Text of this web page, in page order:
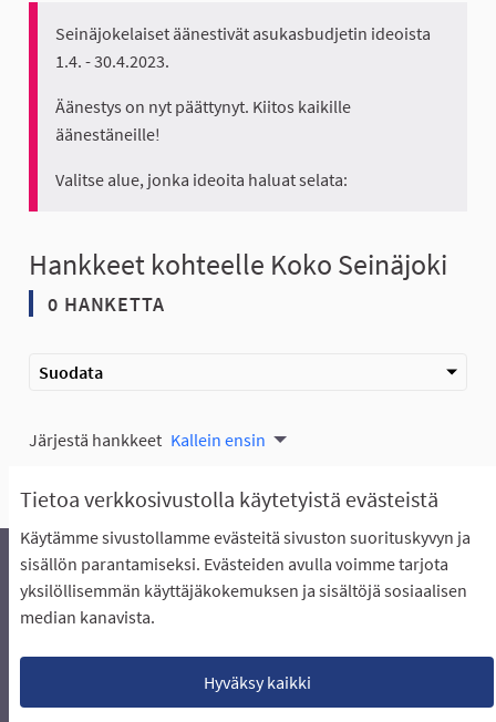
Tietoa verkkosivustolla käytetyistä evästeistä
Käytämme sivustollamme evästeitä sivuston suorituskyvyn ja
sisällön parantamiseksi. Evästeiden avulla voimme tarjota
yksilöllisemmän käyttäjäkokemuksen ja sisältöjä sosiaalisen
median kanavista.
Hyväksy kaikki
Seinäjokelaiset äänestivät asukasbudjetin ideoista
1.4. - 30.4.2023.
Äänestys on nyt päättynyt. Kiitos kaikille
äänestäneille!
Valitse alue, jonka ideoita haluat selata:
Hankkeet kohteelle Koko Seinäjoki
0 HANKETTA
Suodata
Järjestä hankkeet Kallein ensin
Äänestyksen pikaohjeet
Usein kysytyt kysymykset
Näin äänestät Asukasbudjetissa
Lataa avoimet datatiedostot
Evästeasetukset